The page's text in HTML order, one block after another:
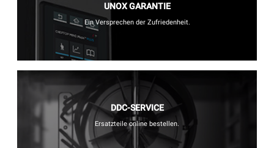
UNOX GARANTIE
Ein Versprechen der Zufriedenheit.
DDC-SERVICE
Ersatzteile online bestellen.